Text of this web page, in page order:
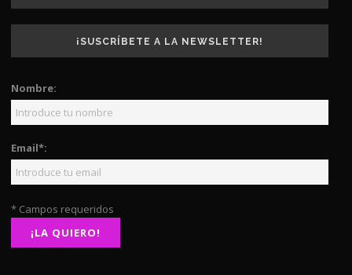
¡SUSCRÍBETE A LA NEWSLETTER!
Nombre:
Email*:
* Campos requeridos